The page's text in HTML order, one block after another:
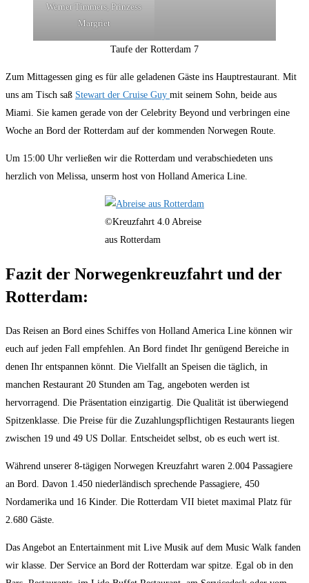
Werner Timmers, Prinzess
Margriet
Taufe der Rotterdam 7
Zum Mittagessen ging es für alle geladenen Gäste ins Hauptrestaurant. Mit
uns am Tisch saß Stewart der Cruise Guy mit seinem Sohn, beide aus
Miami. Sie kamen gerade von der Celebrity Beyond und verbringen eine
Woche an Bord der Rotterdam auf der kommenden Norwegen Route.
Um 15:00 Uhr verließen wir die Rotterdam und verabschiedeten uns
herzlich von Melissa, unserm host von Holland America Line.
©Kreuzfahrt 4.0 Abreise
aus Rotterdam
Fazit der Norwegenkreuzfahrt und der
Rotterdam:
Das Reisen an Bord eines Schiffes von Holland America Line können wir
euch auf jeden Fall empfehlen. An Bord findet Ihr genügend Bereiche in
denen Ihr entspannen könnt. Die Vielfallt an Speisen die täglich, in
manchen Restaurant 20 Stunden am Tag, angeboten werden ist
hervorragend. Die Präsentation einzigartig. Die Qualität ist überwiegend
Spitzenklasse. Die Preise für die Zuzahlungspflichtigen Restaurants liegen
zwischen 19 und 49 US Dollar. Entscheidet selbst, ob es euch wert ist.
Während unserer 8-tägigen Norwegen Kreuzfahrt waren 2.004 Passagiere
an Bord. Davon 1.450 niederländisch sprechende Passagiere, 450
Nordamerika und 16 Kinder. Die Rotterdam VII bietet maximal Platz für
2.680 Gäste.
Das Angebot an Entertainment mit Live Musik auf dem Music Walk fanden
wir klasse. Der Service an Bord der Rotterdam war spitze. Egal ob in den